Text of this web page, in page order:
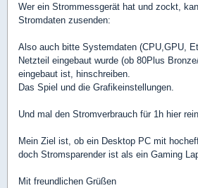
Wer ein Strommessgerät hat und zockt,
Stromdaten zusenden:
Also auch bitte Systemdaten (CPU,GPU,
Netzteil eingebaut wurde (ob 80Plus
eingebaut ist, hinschreiben.
Das Spiel und die Grafikeinstellungen.
Und mal den Stromverbrauch für 1h hier
Mein Ziel ist, ob ein Desktop PC mit
doch Stromsparender ist als ein Gaming
Mit freundlichen Grüßen